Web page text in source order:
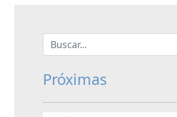
Próximas